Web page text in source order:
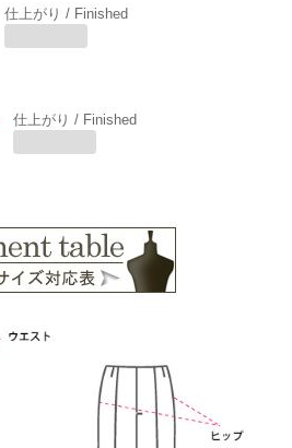
仕上がり / Finished
仕上がり / Finished